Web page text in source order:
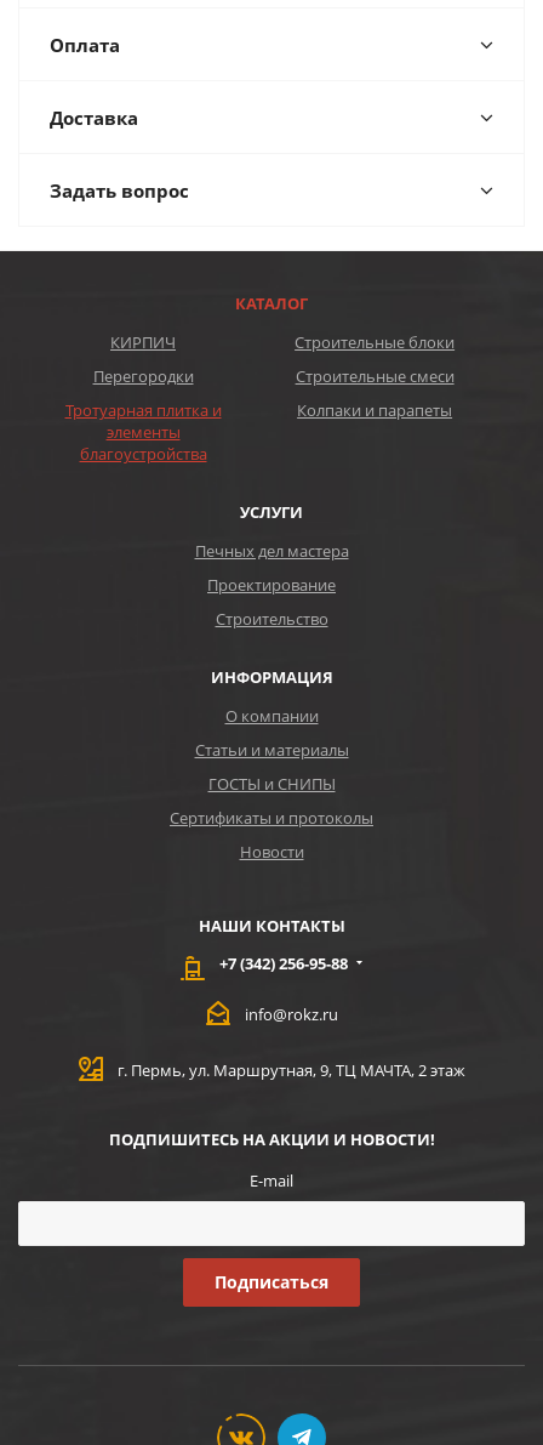
Оплата
Доставка
Задать вопрос
КАТАЛОГ
КИРПИЧ
Строительные блоки
Перегородки
Строительные смеси
Тротуарная плитка и
элементы
благоустройства
Колпаки и парапеты
УСЛУГИ
Печных дел мастера
Проектирование
Строительство
ИНФОРМАЦИЯ
О компании
Статьи и материалы
ГОСТЫ и СНИПЫ
Сертификаты и протоколы
Новости
НАШИ КОНТАКТЫ
+7 (342) 256-95-88
info@rokz.ru
г. Пермь, ул. Маршрутная, 9, ТЦ МАЧТА, 2 этаж
ПОДПИШИТЕСЬ НА АКЦИИ И НОВОСТИ!
E-mail